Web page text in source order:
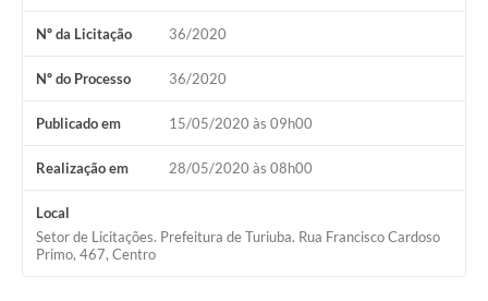
Nº da Licitação 36/2020
Nº do Processo 36/2020
Publicado em 15/05/2020 às 09h00
Realização em 28/05/2020 às 08h00
Local
Setor de Licitações. Prefeitura de Turiuba. Rua Francisco Cardoso
Primo, 467, Centro